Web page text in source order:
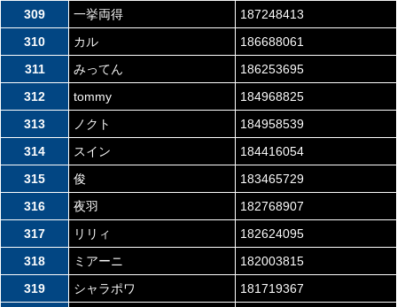
309
一挙両得
187248413
310
カル
186688061
311
みってん
186253695
312
tommy
184968825
313
ノクト
184958539
314
スイン
184416054
315
俊
183465729
316
夜羽
182768907
317
リリィ
182624095
318
ミアーニ
182003815
319
シャラポワ
181719367